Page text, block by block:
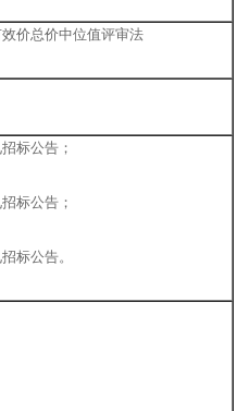
价总价中位值评审法
标公告；
标公告；
标公告。